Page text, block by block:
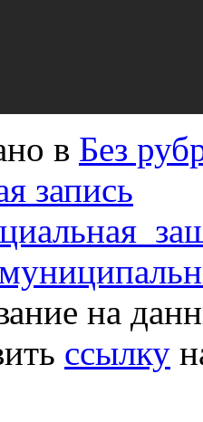
в Без
запись
на
ссылку